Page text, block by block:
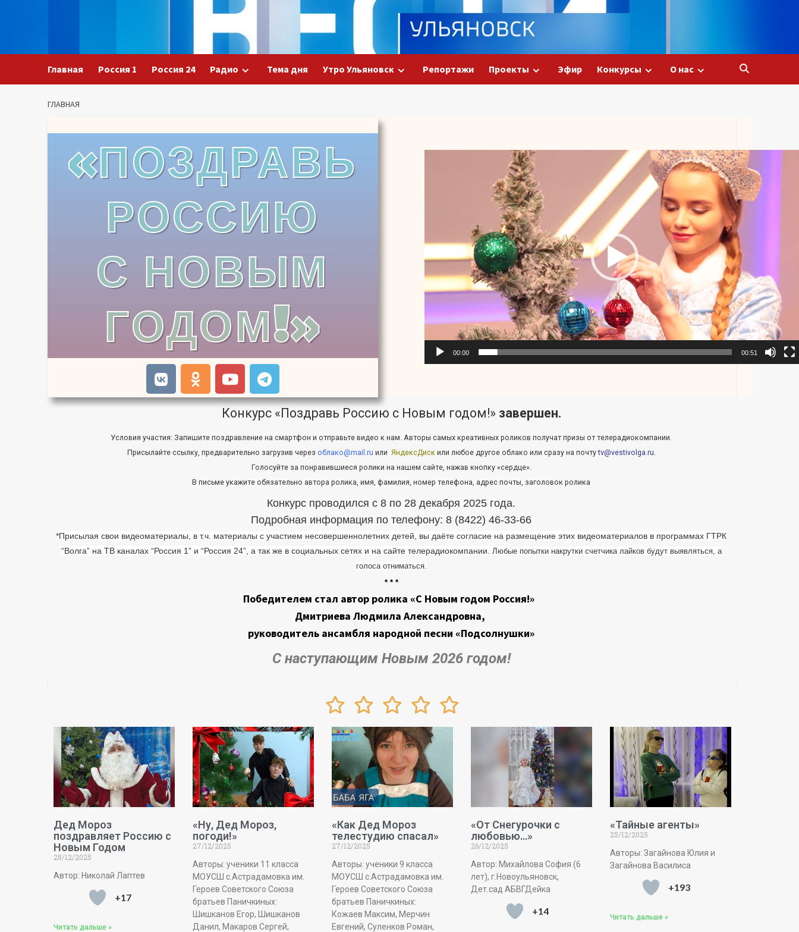
Главная Россия 1 Россия 24 Радио Тема дня Утро Ульяновск Репортажи Проекты Эфир Конкурсы О нас
ГЛАВНАЯ
«ПОЗДРАВЬ
РОССИЮ
С НОВЫМ
ГОДОМ!» 00:00 00:51
Конкурс «Поздравь Россию с Новым годом!» завершен.
Условия участия: Запишите поздравление на смартфон и отправьте видео к нам. Авторы самых креативных роликов получат призы от телерадиокомпании.
Присылайте ссылку, предварительно загрузив через облако@mail.ru или ЯндексДискили любое другое облако или сразу на почтуtv@vestivolga.ru.
Голосуйте за понравившиеся ролики на нашем сайте, нажав кнопку «сердце».
В письме укажите обязательно автора ролика, имя, фамилия, номер телефона, адрес почты, заголовок ролика
Конкурс проводился с 8 по 28 декабря 2025 года.
Подробная информация по телефону: 8 (8422) 46-33-66
*Присылая свои видеоматериалы, в т.ч. материалы с участием несовершеннолетних детей, вы даёте согласие на размещение этих видеоматериалов в программах ГТРК
“Волга” на ТВ каналах “Россия 1” и “Россия 24”, а так же в социальных сетях и на сайте телерадиокомпании.
Любые попытки накрутки счетчика лайков будут выявляться, а
голоса отниматься.
* * *
Победителем стал автор ролика «С Новым годом Россия!»
Дмитриева Людмила Александровна,
руководитель ансамбля народной песни «Подсолнушки»
С наступающим Новым 2026 годом!
Дед Мороз
поздравляет Россию с
Новым Годом
28/12/2025
Автор: Николай Лаптев
+17
Читать дальше »
«Ну, Дед Мороз,
погоди!»
27/12/2025
Авторы: ученики 11 класса
МОУСШ с.Астрадамовка им.
Героев Советского Союза
братьев Паничкиных:
Шишканов Егор, Шишканов
Данил, Макаров Сергей,
«Как Дед Мороз
телестудию спасал»
27/12/2025
Авторы: ученики 9 класса
МОУСШ с.Астрадамовка им.
Героев Советского Союза
братьев Паничкиных:
Кожаев Максим, Мерчин
Евгений, Суленков Роман,
«От Снегурочки с
любовью…»
26/12/2025
Автор: Михайлова София (6
лет), г.Новоульяновск,
Дет.сад АБВГДейка
+14
«Тайные агенты»
25/12/2025
Авторы: Загайнова Юлия и
Загайнова Василиса
+193
Читать дальше »